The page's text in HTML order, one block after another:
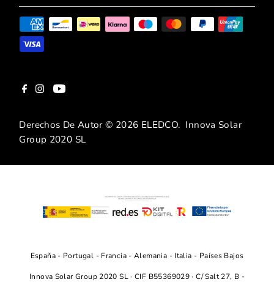
Derechos De Autor © 2026 ELEDCO. Innova Solar
Group 2020 SL
España - Portugal - Francia -Alemania - Italia - Países Bajos
Innova Solar Group 2020 SL · CIF B55369029 · C/ Salt 27, B -